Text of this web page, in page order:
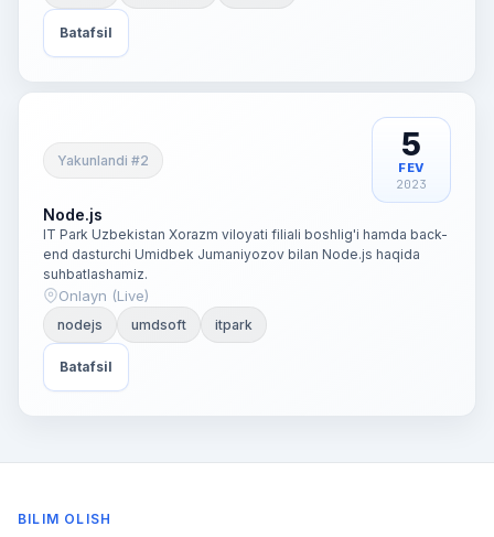
Batafsil
Yakunlandi #2 5
FEV
2023
Node.js
IT Park Uzbekistan Xorazm viloyati filiali boshlig'i hamda back-
end dasturchi Umidbek Jumaniyozov bilan Node.js haqida
suhbatlashamiz.
Onlayn (Live)
nodejs umdsoft itpark
Batafsil
BILIM OLISH